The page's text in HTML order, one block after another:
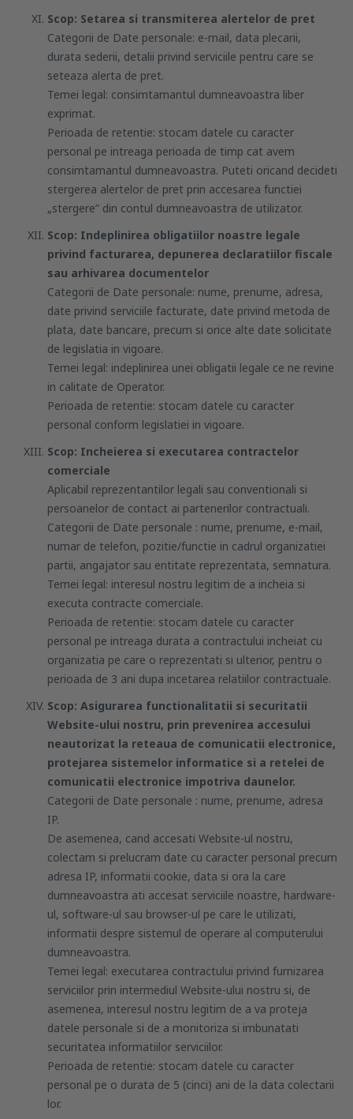
Scop: Setarea si transmiterea alertelor de pret
Categorii de Date personale: e-mail, data plecarii,
durata sederii, detalii privind serviciile pentru care se
seteaza alerta de pret.
Temei legal: consimtamantul dumneavoastra liber
exprimat.
Perioada de retentie: stocam datele cu caracter
personal pe intreaga perioada de timp cat avem
consimtamantul dumneavoastra. Puteti oricand decideti
stergerea alertelor de pret prin accesarea functiei
„stergere” din contul dumneavoastra de utilizator.
Scop: Indeplinirea obligatiilor noastre legale
privind facturarea, depunerea declaratiilor fiscale
sau arhivarea documentelor
Categorii de Date personale: nume, prenume, adresa,
date privind serviciile facturate, date privind metoda de
plata, date bancare, precum si orice alte date solicitate
de legislatia in vigoare.
Temei legal: indeplinirea unei obligatii legale ce ne revine
in calitate de Operator.
Perioada de retentie: stocam datele cu caracter
personal conform legislatiei in vigoare.
Scop: Incheierea si executarea contractelor
comerciale
Aplicabil reprezentantilor legali sau conventionali si
persoanelor de contact ai partenerilor contractuali.
Categorii de Date personale : nume, prenume, e-mail,
numar de telefon, pozitie/functie in cadrul organizatiei
partii, angajator sau entitate reprezentata, semnatura.
Temei legal: interesul nostru legitim de a incheia si
executa contracte comerciale.
Perioada de retentie: stocam datele cu caracter
personal pe intreaga durata a contractului incheiat cu
organizatia pe care o reprezentati si ulterior, pentru o
perioada de 3 ani dupa incetarea relatiilor contractuale.
Scop: Asigurarea functionalitatii si securitatii
Website-ului nostru, prin prevenirea accesului
neautorizat la reteaua de comunicatii electronice,
protejarea sistemelor informatice si a retelei de
comunicatii electronice impotriva daunelor.
Categorii de Date personale : nume, prenume, adresa
IP.
De asemenea, cand accesati Website-ul nostru,
colectam si prelucram date cu caracter personal precum
adresa IP, informatii cookie, data si ora la care
dumneavoastra ati accesat serviciile noastre, hardware-
ul, software-ul sau browser-ul pe care le utilizati,
informatii despre sistemul de operare al computerului
dumneavoastra.
Temei legal: executarea contractului privind furnizarea
serviciilor prin intermediul Website-ului nostru si, de
asemenea, interesul nostru legitim de a va proteja
datele personale si de a monitoriza si imbunatati
securitatea informatiilor serviciilor.
Perioada de retentie: stocam datele cu caracter
personal pe o durata de 5 (cinci) ani de la data colectarii
lor.